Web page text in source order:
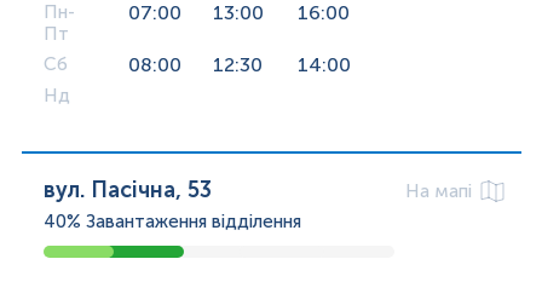
Пн-
Пт
07:00 13:00 16:00
Сб 08:00 12:30 14:00
Нд
вул. Пасічна, 53
На мапі
40% Завантаження відділення